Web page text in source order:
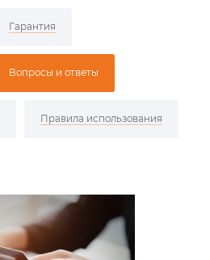
Гарантия
Вопросы и ответы
Правила использования